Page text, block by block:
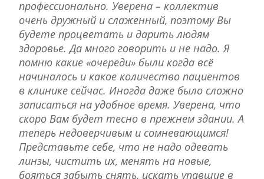
профессионально. Уверена – коллектив
очень дружный и слаженный, поэтому Вы
будете процветать и дарить людям
здоровье. Да много говорить и не надо. Я
помню какие «очереди» были когда всё
начиналось и какое количество пациентов
в клинике сейчас. Иногда даже было сложно
записаться на удобное время. Уверена, что
скоро Вам будет тесно в прежнем здании. А
теперь недоверчивым и сомневающимся!
Представьте себе, что не надо одевать
линзы, чистить их, менять на новые,
бояться забыть снять, искать упавшие в